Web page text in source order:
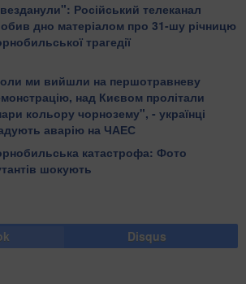
Російський телеканал
дно матеріалом про 31-шу річницю
трагедії
ми вийшли на першотравневу
над Києвом пролітали
кольору чорнозему", - українці
аварію на ЧАЕС
катастрофа: Фото
шокують
Disqus